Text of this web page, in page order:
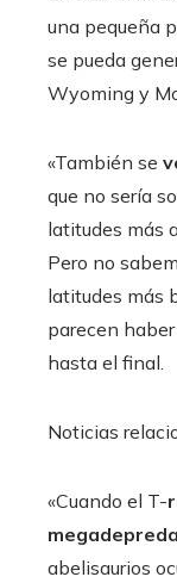
una pequeña
se pueda
Wyoming y
«También se
que no sería
latitudes más
Pero no
latitudes más
parecen
hasta el final.
Noticias
«Cuando el T-
abelisaurios